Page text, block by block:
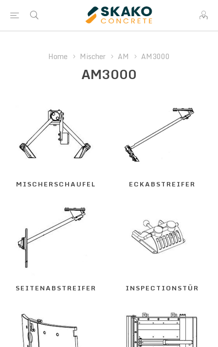
Home Mischer AM AM3000
AM3000
MISCHERSCHAUFEL ECKABSTREIFER
SEITENABSTREIFER INSPECTIONSTÜR